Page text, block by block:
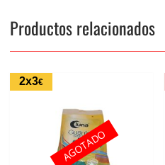
Productos relacionados
2x3€
AGOTADO